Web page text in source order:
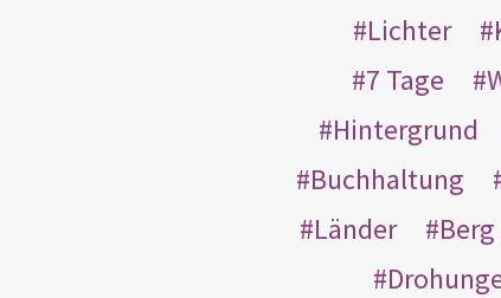
Lichter
7 Tage
Hintergrund
Buchhaltung
Länder